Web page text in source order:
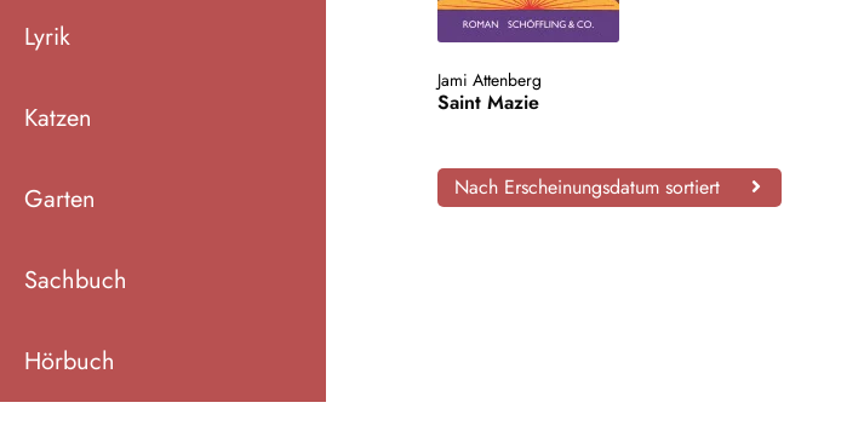
Lyrik
Katzen
Garten
Sachbuch
Hörbuch
Jami Attenberg
Saint Mazie
Nach Erscheinungsdatum sortiert